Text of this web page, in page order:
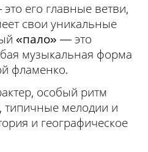
его главные ветви,
свои уникальные
«пало» — это
музыкальная форма
фламенко.
особый ритм
типичные мелодии и
и географическое